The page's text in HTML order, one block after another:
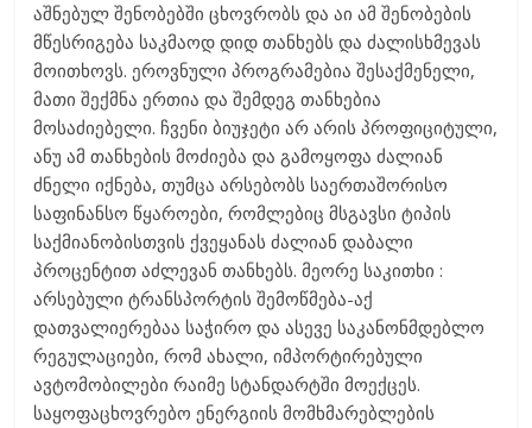
აშნებულ შენობებში ცხოვრობს და აი ამ შენობების
მწესრიგება საკმაოდ დიდ თანხებს და ძალისხმევას
მოითხოვს. ეროვნული პროგრამებია შესაქმენელი,
მათი შექმნა ერთია და შემდეგ თანხებია
მოსაძიებელი. ჩვენი ბიუჯეტი არ არის პროფიციტული,
ანუ ამ თანხების მოძიება და გამოყოფა ძალიან
ძნელი იქნება, თუმცა არსებობს საერთაშორისო
საფინანსო წყაროები, რომლებიც მსგავსი ტიპის
საქმიანობისთვის ქვეყანას ძალიან დაბალი
პროცენტით აძლევან თანხებს. მეორე საკითხი :
არსებული ტრანსპორტის შემოწმება-აქ
დათვალიერებაა საჭირო და ასევე საკანონმდებლო
რეგულაციები, რომ ახალი, იმპორტირებული
ავტომობილები რაიმე სტანდარტში მოექცეს.
საყოფაცხოვრებო ენერგიის მომხმარებლების